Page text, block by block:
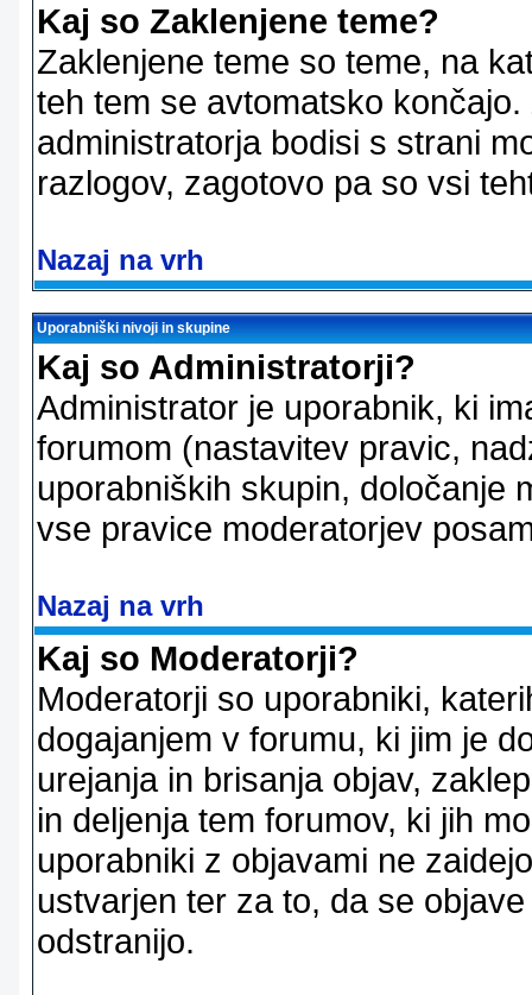
Kaj so Zaklenjene teme?
Zaklenjene teme so teme, na
teh tem se avtomatsko
administratorja bodisi s strani
razlogov, zagotovo pa so vsi
Nazaj na vrh
Uporabniški nivoji in skupine
Kaj so Administratorji?
Administrator je uporabnik, ki
forumom (nastavitev pravic,
uporabniških skupin, določanje
vse pravice moderatorjev
Nazaj na vrh
Kaj so Moderatorji?
Moderatorji so uporabniki,
dogajanjem v forumu, ki jim je
urejanja in brisanja objav,
in deljenja tem forumov, ki jih
uporabniki z objavami ne
ustvarjen ter za to, da se
odstranijo.